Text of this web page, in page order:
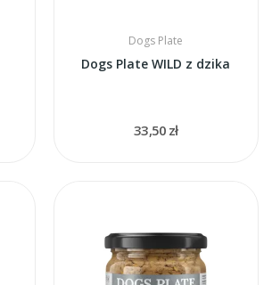
Dogs Plate
Dogs Plate WILD z dzika
33,50 zł